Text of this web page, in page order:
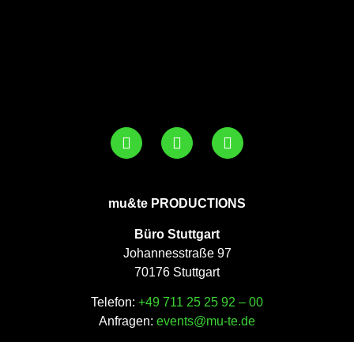
mu&te PRODUCTIONS
Büro Stuttgart
Johannesstraße 97
70176 Stuttgart
Telefon: +49 711 25 25 92 – 00
Anfragen: events@mu-te.de